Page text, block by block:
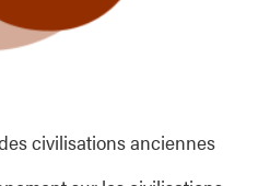
civilisations anciennes